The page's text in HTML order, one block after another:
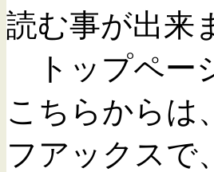
読む事が出来
トップペー
こちらからは
フアックス